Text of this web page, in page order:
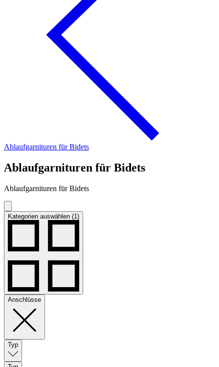
Ablaufgarnituren für Bidets
Ablaufgarnituren für Bidets
Ablaufgarnituren für Bidets
Kategorien auswählen (1)
Anschlüsse
Typ